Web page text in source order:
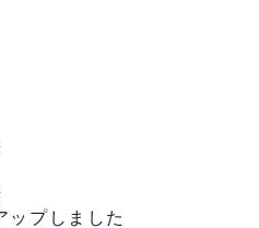
プしました